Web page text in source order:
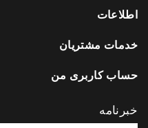
اطلاعات
خدمات مشتریان
حساب کاربری من
خبرنامه